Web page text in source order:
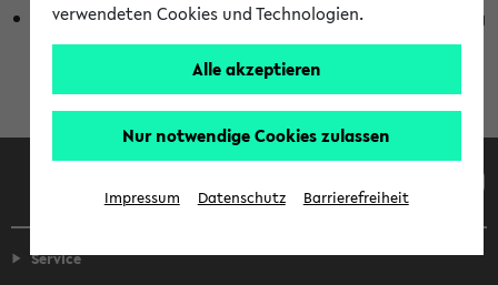
Die Anzeige ist semesterübergreifend und nicht abhängig
vom im eKVV gewählten Semester.
Facebook Instagram LinkedIn TikTok
Service
verwendeten Cookies und Technologien.
Alle akzeptieren
Nur notwendige Cookies zulassen
Impressum Datenschutz Barrierefreiheit